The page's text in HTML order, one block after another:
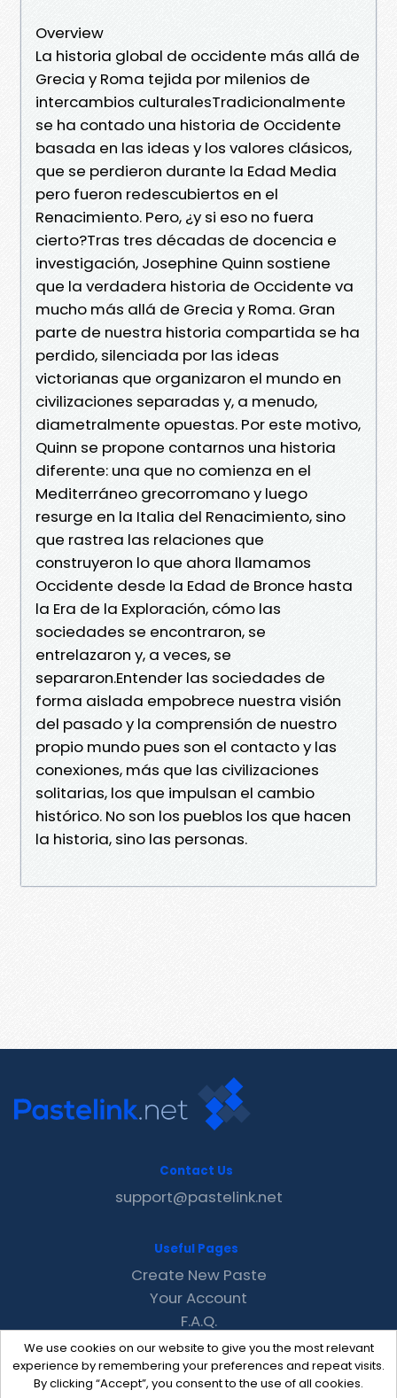
Overview
La historia global de occidente más allá de
Grecia y Roma tejida por milenios de
intercambios culturalesTradicionalmente
se ha contado una historia de Occidente
basada en las ideas y los valores clásicos,
que se perdieron durante la Edad Media
pero fueron redescubiertos en el
Renacimiento. Pero, ¿y si eso no fuera
cierto?Tras tres décadas de docencia e
investigación, Josephine Quinn sostiene
que la verdadera historia de Occidente va
mucho más allá de Grecia y Roma. Gran
parte de nuestra historia compartida se ha
perdido, silenciada por las ideas
victorianas que organizaron el mundo en
civilizaciones separadas y, a menudo,
diametralmente opuestas. Por este motivo,
Quinn se propone contarnos una historia
diferente: una que no comienza en el
Mediterráneo grecorromano y luego
resurge en la Italia del Renacimiento, sino
que rastrea las relaciones que
construyeron lo que ahora llamamos
Occidente desde la Edad de Bronce hasta
la Era de la Exploración, cómo las
sociedades se encontraron, se
entrelazaron y, a veces, se
separaron.Entender las sociedades de
forma aislada empobrece nuestra visión
del pasado y la comprensión de nuestro
propio mundo pues son el contacto y las
conexiones, más que las civilizaciones
solitarias, los que impulsan el cambio
histórico. No son los pueblos los que hacen
la historia, sino las personas.
We use cookies on our website to give you the most relevant
experience by remembering your preferences and repeat visits.
By clicking “Accept”, you consent to the use of all cookies.
Contact Us
support@pastelink.net
Useful Pages
Create New Paste
Your Account
F.A.Q.
Recent
Contact